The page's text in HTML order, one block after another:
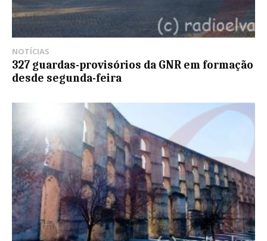
NOTÍCIAS
327 guardas-provisórios da GNR em formação
desde segunda-feira